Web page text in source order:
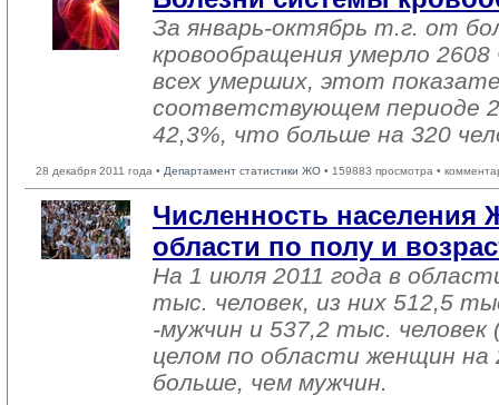
За январь-октябрь т.г. от
кровообращения умерло
всех умерших, этот
соответствующем периоде
42,3%, что больше на 320
28 декабря 2011 года • Департамент статистики ЖО • 159883 просмотра •
Численность населения
области по полу и
На 1 июля 2011 года в
тыс. человек, из них 512,5
-мужчин и 537,2 тыс.
целом по области женщин на
больше, чем мужчин.